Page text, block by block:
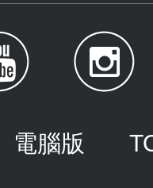
電腦版